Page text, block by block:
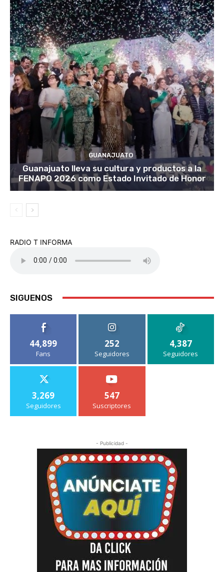
GUANAJUATO
Guanajuato lleva su cultura y productos a la
FENAPO 2026 como Estado Invitado de Honor
RADIO T INFORMA
SIGUENOS
44,899
Fans
252
Seguidores
4,387
Seguidores
3,269
Seguidores
547
Suscriptores
- Publicidad -